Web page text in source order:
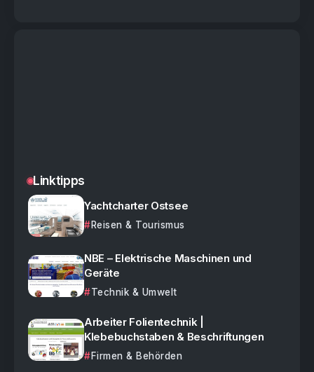
Linktipps
Yachtcharter Ostsee
Reisen & Tourismus
NBE – Elektrische Maschinen und
Geräte
Technik & Umwelt
Arbeiter Folientechnik |
Klebebuchstaben & Beschriftungen
Firmen & Behörden